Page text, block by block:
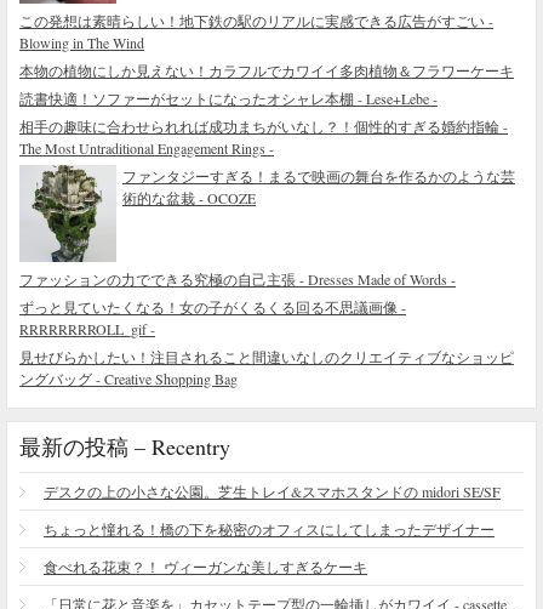
この発想は素晴らしい！地下鉄の駅のリアルに実感できる広告がすごい -
Blowing in The Wind
本物の植物にしか見えない！カラフルでカワイイ多肉植物＆フラワーケーキ
読書快適！ソファーがセットになったオシャレ本棚 - Lese+Lebe -
相手の趣味に合わせられれば成功まちがいなし？！個性的すぎる婚約指輪 -
The Most Untraditional Engagement Rings -
ファンタジーすぎる！まるで映画の舞台を作るかのような芸
術的な盆栽 - OCOZE
ファッションの力でできる究極の自己主張 - Dresses Made of Words -
ずっと見ていたくなる！女の子がくるくる回る不思議画像 -
RRRRRRRROLL_gif -
見せびらかしたい！注目されること間違いなしのクリエイティブなショッピ
ングバッグ - Creative Shopping Bag
最新の投稿 – Recentry
デスクの上の小さな公園。芝生トレイ&スマホスタンドの midori SE/SF
ちょっと憧れる！橋の下を秘密のオフィスにしてしまったデザイナー
食べれる花束？！ ヴィーガンな美しすぎるケーキ